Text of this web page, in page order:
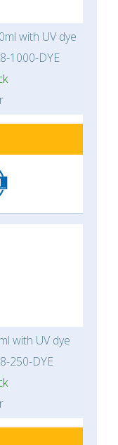
with UV dye
1000-DYE
with UV dye
250-DYE